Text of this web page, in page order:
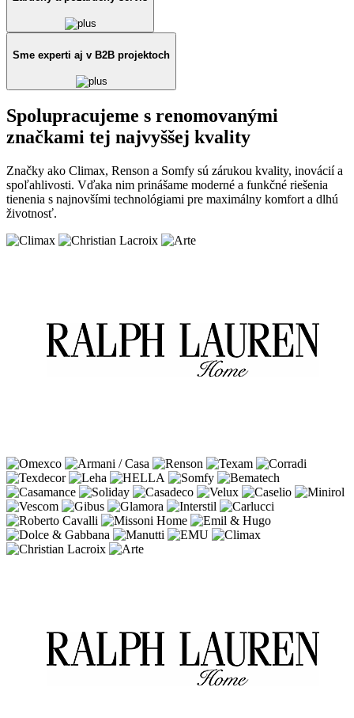
Sme experti aj v B2B projektoch
Spolupracujeme s renomovanými
značkami tej najvyššej kvality
Značky ako Climax, Renson a Somfy sú zárukou kvality, inovácií a
spoľahlivosti. Vďaka nim prinášame moderné a funkčné riešenia
tienenia s najnovšími technológiami pre maximálny komfort a dlhú
životnosť.